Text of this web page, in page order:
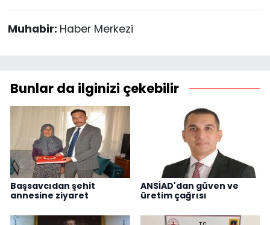
Muhabir: Haber Merkezi
Bunlar da ilginizi çekebilir
Başsavcıdan şehit
annesine ziyaret
ANSİAD'dan güven ve
üretim çağrısı